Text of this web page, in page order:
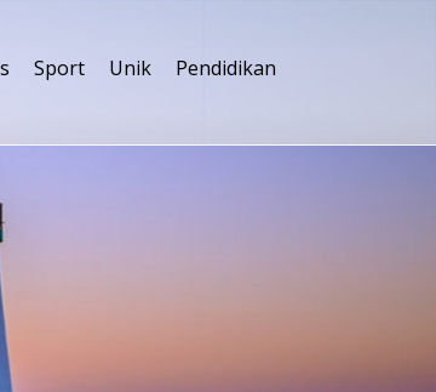
Sport Unik Pendidikan